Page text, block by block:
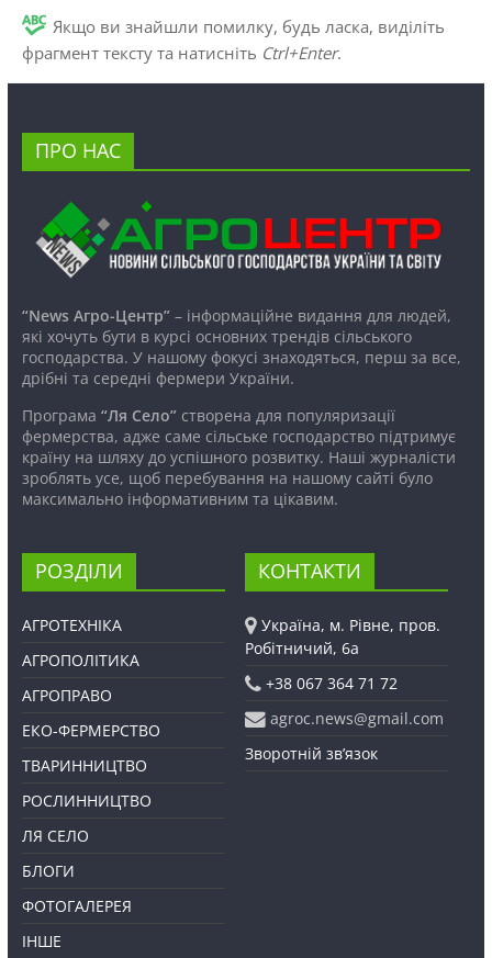
Якщо ви знайшли помилку, будь ласка, виділіть
фрагмент тексту та натисніть Ctrl+Enter.
ПРО НАС
“News Агро-Центр”– інформаційне видання для людей,
які хочуть бути в курсі основних трендів сільського
господарства. У нашому фокусі знаходяться, перш за все,
дрібні та середні фермери України.
Програма “Ля Село”створена для популяризації
фермерства, адже саме сільське господарство підтримує
країну на шляху до успішного розвитку. Наші журналісти
зроблять усе, щоб перебування на нашому сайті було
максимально інформативним та цікавим.
РОЗДІЛИ
АГРОТЕХНІКА
АГРОПОЛІТИКА
АГРОПРАВО
ЕКО-ФЕРМЕРСТВО
ТВАРИННИЦТВО
РОСЛИННИЦТВО
ЛЯ СЕЛО
БЛОГИ
ФОТОГАЛЕРЕЯ
ІНШЕ
КОНТАКТИ
Україна, м. Рівне, пров.
Робітничий, 6а
+38 067 364 71 72
agroc.news@gmail.com
Зворотній зв’язок